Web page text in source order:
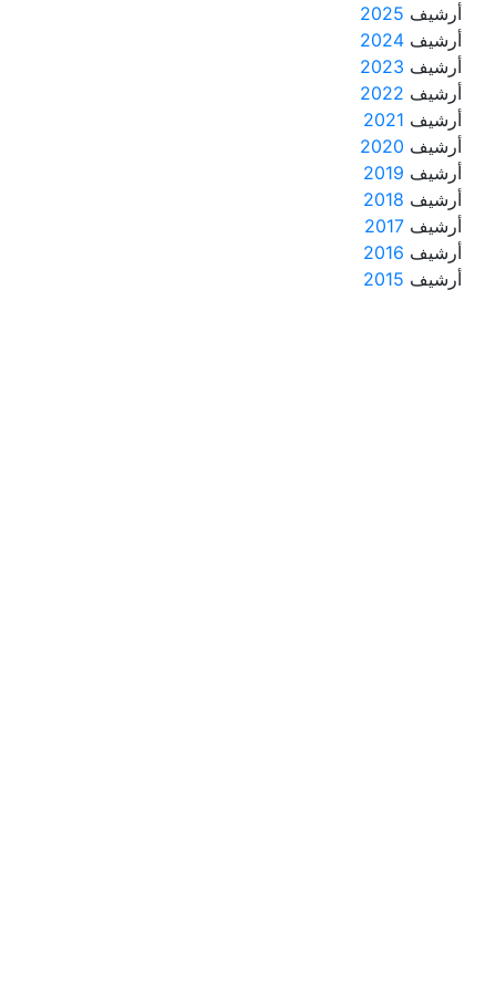
أرشيف 2025
أرشيف 2024
أرشيف 2023
أرشيف 2022
أرشيف 2021
أرشيف 2020
أرشيف 2019
أرشيف 2018
أرشيف 2017
أرشيف 2016
أرشيف 2015